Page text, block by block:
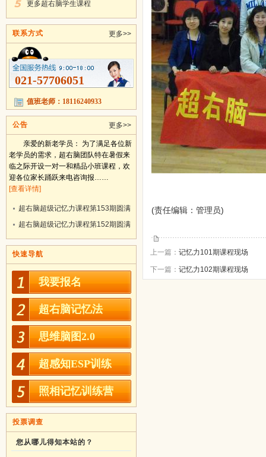
(责任编辑：管理员)
上一篇： 记忆力101期课程现场
下一篇： 记忆力102期课程现场
更多超右脑学生课程
联系方式 更多>>
021-57706051
值班老师：18116240933
公告 更多>>
亲爱的新老学员： 为了满足各位新
老学员的需求，超右脑团队特在暑假来
临之际开设一对一和精品小班课程，欢
迎各位家长踊跃来电咨询报……
[查看详情]
超右脑超级记忆力课程第153期圆满
结业！
超右脑超级记忆力课程第152期圆满
结业！
快速导航
我要报名
超右脑记忆法
思维脑图2.0
超感知ESP训练
照相记忆训练营
投票调查
您从哪儿得知本站的？